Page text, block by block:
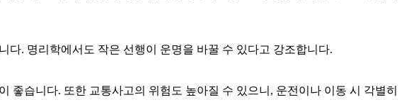
. 명리학에서도 작은 선행이 운명을 바꿀 수 있다고 강조합니다.
습니다. 또한 교통사고의 위험도 높아질 수 있으니, 운전이나 이동 시 각별히